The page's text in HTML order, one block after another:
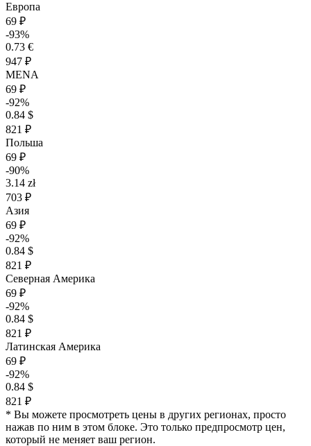
Европа
69 ₽
-93%
0.73 €
947 ₽
MENA
69 ₽
-92%
0.84 $
821 ₽
Польша
69 ₽
-90%
3.14 zł
703 ₽
Азия
69 ₽
-92%
0.84 $
821 ₽
Северная Америка
69 ₽
-92%
0.84 $
821 ₽
Латинская Америка
69 ₽
-92%
0.84 $
821 ₽
* Вы можете просмотреть цены в других регионах, просто
нажав по ним в этом блоке. Это только предпросмотр цен,
который не меняет ваш регион.